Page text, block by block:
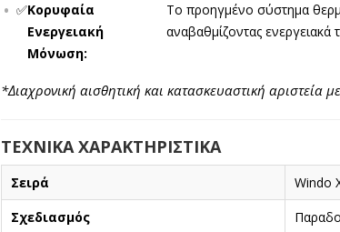
✅Κορυφαία
Ενεργειακή
Μόνωση:
Το προηγμένο σύστημα
αναβαθμίζοντας ενεργειακά
*Διαχρονική αισθητική και κατασκευαστική αριστεία
ΤΕΧΝΙΚΑ ΧΑΡΑΚΤΗΡΙΣΤΙΚΑ
Σειρά
Windo
Σχεδιασμός